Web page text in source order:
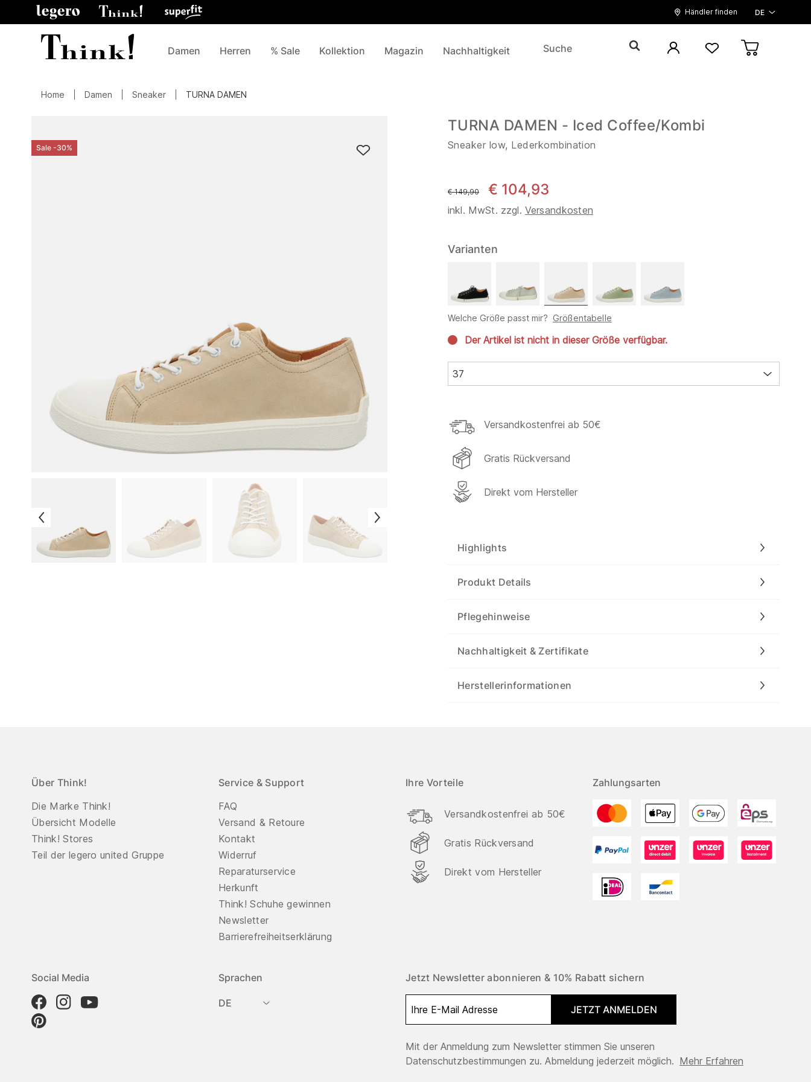
Händler finden DE
Damen Herren % Sale Kollektion Magazin Nachhaltigkeit
Home Damen Sneaker TURNA DAMEN
Sale -30%
TURNA DAMEN - Iced Coffee/Kombi
Sneaker low, Lederkombination
statt
€ 149,90 € 104,93
inkl. MwSt. zzgl. Versandkosten
Varianten
Welche Größe passt mir? Größentabelle
Der Artikel ist nicht in dieser Größe verfügbar.
37
Versandkostenfrei ab 50€
Gratis Rückversand
Direkt vom Hersteller
Highlights
Produkt Details
Pflegehinweise
Nachhaltigkeit & Zertifikate
Herstellerinformationen
Über Think!
Die Marke Think!
Übersicht Modelle
Think! Stores
Teil der legero united Gruppe
Service & Support
FAQ
Versand & Retoure
Kontakt
Widerruf
Reparaturservice
Herkunft
Think! Schuhe gewinnen
Newsletter
Barrierefreiheitserklärung
Ihre Vorteile
Versandkostenfrei ab 50€
Gratis Rückversand
Direkt vom Hersteller
Zahlungsarten
Social Media Sprachen
DE
Jetzt Newsletter abonnieren & 10% Rabatt sichern
JETZT ANMELDEN
Mit der Anmeldung zum Newsletter stimmen Sie unseren
Datenschutzbestimmungen zu. Abmeldung jederzeit möglich. Mehr Erfahren